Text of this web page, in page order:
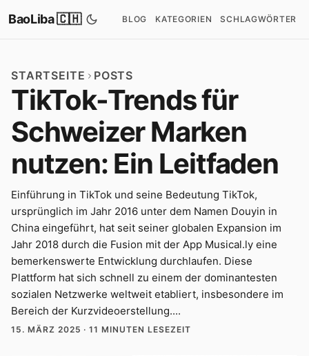
BaoLiba 🇨🇭 BLOG KATEGORIEN SCHLAGWÖRTER
STARTSEITE POSTS
TikTok-Trends für
Schweizer Marken
nutzen: Ein Leitfaden
Einführung in TikTok und seine Bedeutung TikTok,
ursprünglich im Jahr 2016 unter dem Namen Douyin in
China eingeführt, hat seit seiner globalen Expansion im
Jahr 2018 durch die Fusion mit der App Musical.ly eine
bemerkenswerte Entwicklung durchlaufen. Diese
Plattform hat sich schnell zu einem der dominantesten
sozialen Netzwerke weltweit etabliert, insbesondere im
Bereich der Kurzvideoerstellung....
15. MÄRZ 2025 ·11 MINUTEN LESEZEIT